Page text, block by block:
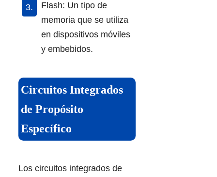
Flash: Un tipo de
memoria que se utiliza
en dispositivos móviles
y embebidos.
Circuitos Integrados
de Propósito
Específico
Los circuitos integrados de